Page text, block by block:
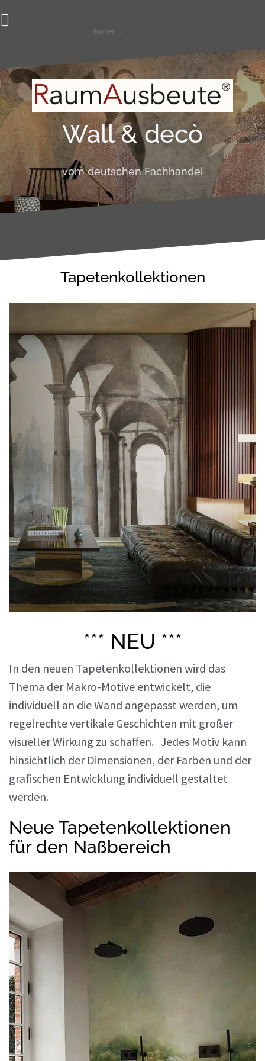
Suchen
nach:
Wall & decò
vom deutschen Fachhandel
Tapetenkollektionen
*** NEU ***
In den neuen Tapetenkollektionen wird das
Thema der Makro-Motive entwickelt, die
individuell an die Wand angepasst werden, um
regelrechte vertikale Geschichten mit großer
visueller Wirkung zu schaffen. Jedes Motiv kann
hinsichtlich der Dimensionen, der Farben und der
grafischen Entwicklung individuell gestaltet
werden.
Neue Tapetenkollektionen
für den Naßbereich